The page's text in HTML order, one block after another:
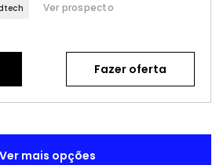
Ver prospecto
Fazer oferta
Ver mais opções